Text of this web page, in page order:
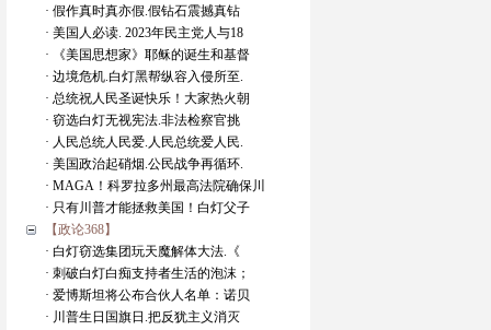
· 假作真时真亦假.假钻石震撼真钻
· 美国人必读. 2023年民主党人与18
· 《美国思想家》耶稣的诞生和基督
· 边境危机.白灯黑帮纵容入侵所至.
· 总统祝人民圣诞快乐！大家热火朝
· 窃选白灯无视宪法.非法检察官挑
· 人民总统人民爱.人民总统爱人民.
· 美国政治起硝烟.公民战争再循环.
· MAGA！科罗拉多州最高法院确保川
· 只有川普才能拯救美国！白灯父子
【政论368】
· 白灯窃选集团玩天魔解体大法.《
· 刺破白灯白痴支持者生活的泡沫；
· 爱博斯坦将公布合伙人名单：诺贝
· 川普生日国旗日.把反犹主义消灭